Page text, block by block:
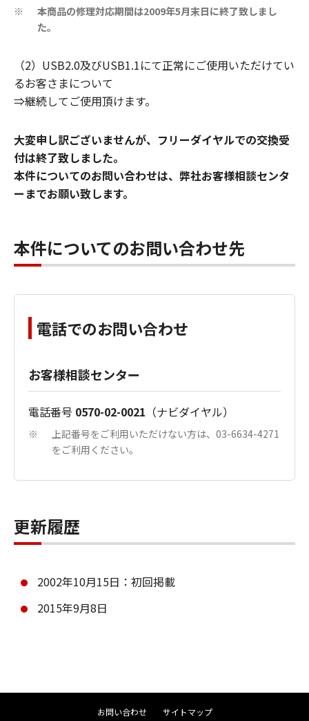
※
本商品の修理対応期間は2009年5月末日に終了致しまし
た。
（2）USB2.0及びUSB1.1にて正常にご使用いただけてい
るお客さまについて
⇒継続してご使用頂けます。
大変申し訳ございませんが、フリーダイヤルでの交換受
付は終了致しました。
本件についてのお問い合わせは、弊社お客様相談センタ
ーまでお願い致します。
本件についてのお問い合わせ先
電話でのお問い合わせ
お客様相談センター
電話番号 0570-02-0021 （ナビダイヤル）
※
上記番号をご利用いただけない方は、03-6634-4271
をご利用ください。
更新履歴
2002年10月15日：初回掲載
2015年9月8日
お問い合わせ サイトマップ